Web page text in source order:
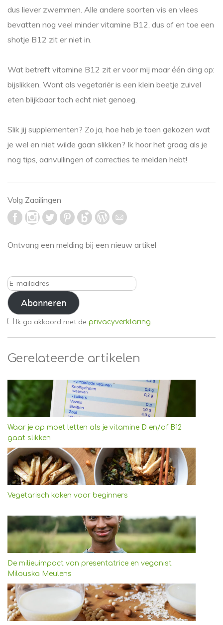
dus liever zwemmen. Alle andere soorten vis en vlees
bevatten nog veel minder vitamine B12, dus af en toe een
shotje B12 zit er niet in.
Wat betreft vitamine B12 zit er voor mij maar één ding op:
bijslikken. Want als vegetariër is een klein beetje zuivel
eten blijkbaar toch echt niet genoeg.
Slik jij supplementen? Zo ja, hoe heb je toen gekozen wat
je wel en niet wilde gaan slikken? Ik hoor het graag als je
nog tips, aanvullingen of correcties te melden hebt!
Volg Zaailingen
Ontvang een melding bij een nieuw artikel
E-
mailadresAbonneren
Ik ga akkoord met de privacyverklaring.
Gerelateerde artikelen
Waar je op moet letten als je vitamine D en/of B12
gaat slikken
Vegetarisch koken voor beginners
De milieuimpact van presentatrice en veganist
Milouska Meulens